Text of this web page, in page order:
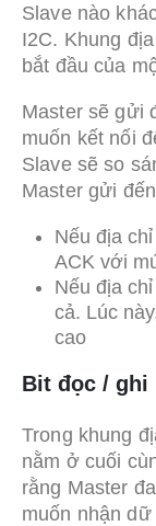
Slave nào
I2C. Khung
bắt đầu của
Master sẽ gửi
muốn kết nối
Slave sẽ so
Master gửi
Nếu địa
ACK với
Nếu địa
cả. Lúc
cao
Bit đọc / ghi
Trong khung
nằm ở cuối
rằng Master
muốn nhận